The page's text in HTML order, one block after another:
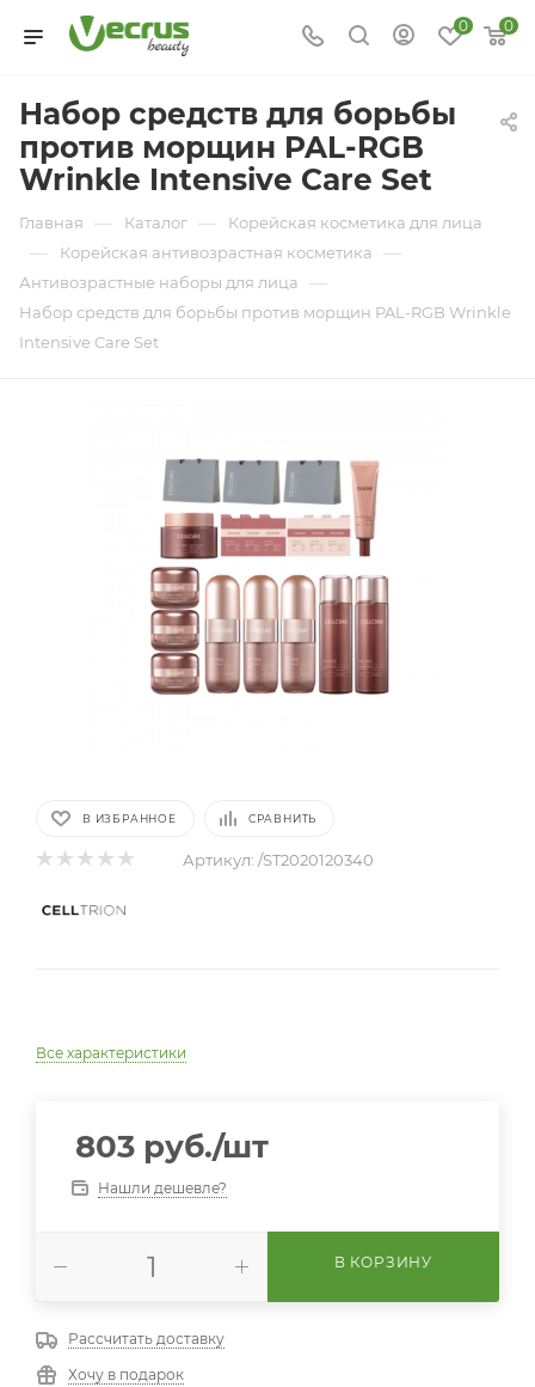
0 0
Набор средств для борьбы
против морщин PAL-RGB
Wrinkle Intensive Care Set
Главная — Каталог — Корейская косметика для лица
— Корейская антивозрастная косметика —
Антивозрастные наборы для лица —
Набор средств для борьбы против морщин PAL-RGB Wrinkle
Intensive Care Set
В ИЗБРАННОЕ СРАВНИТЬ
Артикул: /ST2020120340
Все характеристики
803 руб./шт
Нашли дешевле?
В КОРЗИНУ
Рассчитать доставку
Хочу в подарок